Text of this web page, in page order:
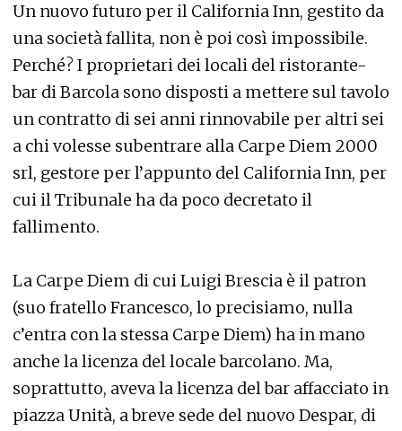
Un nuovo futuro per il California Inn, gestito da
una società fallita, non è poi così impossibile.
Perché? I proprietari dei locali del ristorante-
bar di Barcola sono disposti a mettere sul tavolo
un contratto di sei anni rinnovabile per altri sei
a chi volesse subentrare alla Carpe Diem 2000
srl, gestore per l’appunto del California Inn, per
cui il Tribunale ha da poco decretato il
fallimento.
La Carpe Diem di cui Luigi Brescia è il patron
(suo fratello Francesco, lo precisiamo, nulla
c’entra con la stessa Carpe Diem) ha in mano
anche la licenza del locale barcolano. Ma,
soprattutto, aveva la licenza del bar affacciato in
piazza Unità, a breve sede del nuovo Despar, di